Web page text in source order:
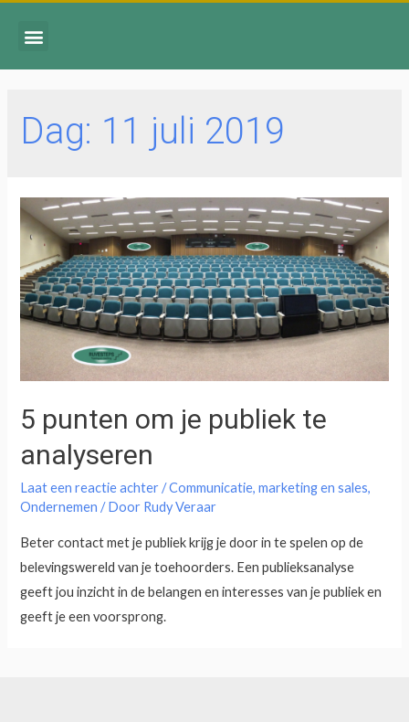
Dag: 11 juli 2019
5 punten om je publiek te
analyseren
Laat een reactie achter /Communicatie,marketing en sales,
Ondernemen / Door Rudy Veraar
Beter contact met je publiek krijg je door in te spelen op de
belevingswereld van je toehoorders. Een publieksanalyse
geeft jou inzicht in de belangen en interesses van je publiek en
geeft je een voorsprong.